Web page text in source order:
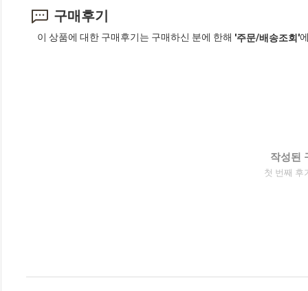
구매후기
이 상품에 대한 구매후기는 구매하신 분에 한해 '주문/배송조회'
작성된
첫 번째 후